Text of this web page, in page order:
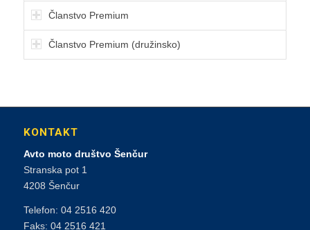
Članstvo Premium
Članstvo Premium (družinsko)
KONTAKT
Avto moto društvo Šenčur
Stranska pot 1
4208 Šenčur
Telefon: 04 2516 420
Faks: 04 2516 421